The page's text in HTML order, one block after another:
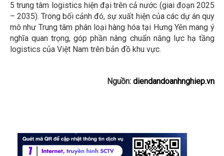
5 trung tâm logistics hiện đại trên cả nước (giai đoạn 2025
– 2035). Trong bối cảnh đó, sự xuất hiện của các dự án quy
mô như Trung tâm phân loại hàng hóa tại Hưng Yên mang ý
nghĩa quan trọng, góp phần nâng chuẩn năng lực hạ tầng
logistics của Việt Nam trên bản đồ khu vực.
Nguồn: diendandoanhnghiep.vn